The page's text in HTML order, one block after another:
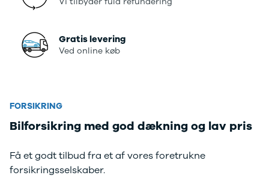
Gratis levering
Ved online køb
FORSIKRING
Bilforsikring med god dækning og lav pris
Få et godt tilbud fra et af vores foretrukne
forsikringsselskaber.